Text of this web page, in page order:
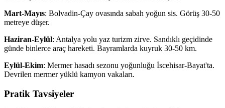
Mart-Mayıs: Bolvadin-Çay ovasında sabah yoğun sis. Görüş 30-50
metreye düşer.
Haziran-Eylül: Antalya yolu yaz turizm zirve. Sandıklı geçidinde
günde binlerce araç hareketi. Bayramlarda kuyruk 30-50 km.
Eylül-Ekim: Mermer hasadı sezonu yoğunluğu İscehisar-Bayat'ta.
Devrilen mermer yüklü kamyon vakaları.
Pratik Tavsiyeler